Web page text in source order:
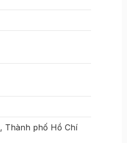
Thành phố Hồ Chí